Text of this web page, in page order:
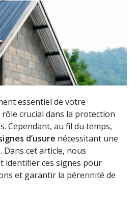
essentiel de votre
crucial dans la protection
Cependant, au fil du temps,
d’usure nécessitant une
cet article, nous
identifier ces signes pour
et garantir la pérennité de